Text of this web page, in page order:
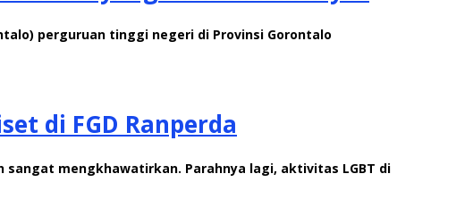
perguruan tinggi negeri di Provinsi Gorontalo
di FGD Ranperda
sangat mengkhawatirkan. Parahnya lagi, aktivitas LGBT di